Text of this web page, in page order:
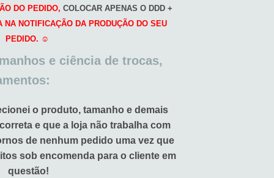
DO PEDIDO, COLOCAR APENAS O DDD +
NA NOTIFICAÇÃO DA PRODUÇÃO DO SEU
PEDIDO. ☺️
e ciência de trocas,
o produto, tamanho e demais
e que a loja não trabalha com
de nenhum pedido uma vez que
sob encomenda para o cliente em
questão!